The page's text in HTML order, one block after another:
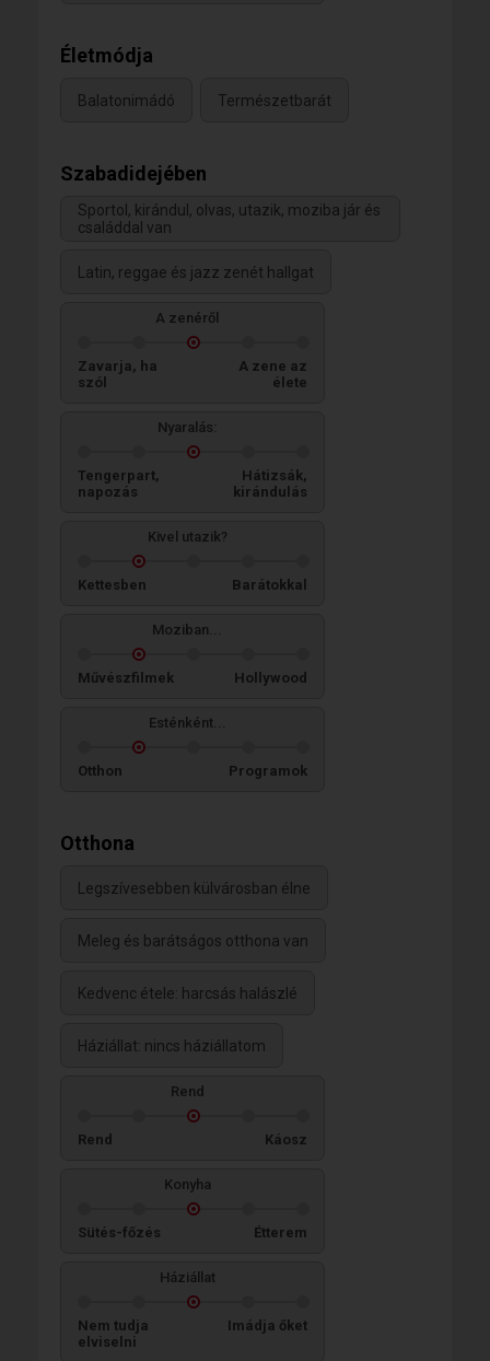
Életmódja
Balatonimádó Természetbarát
Szabadidejében
Sportol, kirándul, olvas, utazik, moziba jár és
családdal van
Latin, reggae és jazz zenét hallgat
A zenéről
Zavarja, ha
szól
A zene az
élete
Nyaralás:
Tengerpart,
napozás
Hátizsák,
kirándulás
Kivel utazik?
Kettesben Barátokkal
Moziban...
Művészfilmek Hollywood
Esténként...
Otthon Programok
Otthona
Legszívesebben külvárosban élne
Meleg és barátságos otthona van
Kedvenc étele: harcsás halászlé
Háziállat: nincs háziállatom
Rend
Rend Káosz
Konyha
Sütés-főzés Étterem
Háziállat
Nem tudja
elviselni
Imádja őket